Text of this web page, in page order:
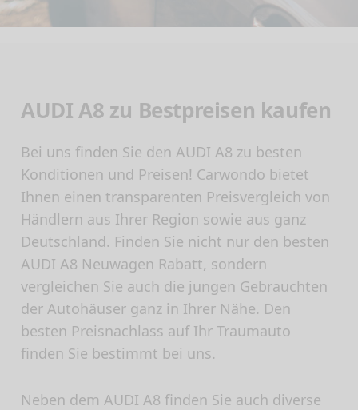
AUDI A8 zu Bestpreisen kaufen
Bei uns finden Sie den AUDI A8 zu besten
Konditionen und Preisen! Carwondo bietet
Ihnen einen transparenten Preisvergleich von
Händlern aus Ihrer Region sowie aus ganz
Deutschland. Finden Sie nicht nur den besten
AUDI A8 Neuwagen Rabatt, sondern
vergleichen Sie auch die jungen Gebrauchten
der Autohäuser ganz in Ihrer Nähe. Den
besten Preisnachlass auf Ihr Traumauto
finden Sie bestimmt bei uns.
Neben dem AUDI A8 finden Sie auch diverse